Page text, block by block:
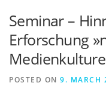
INSTITUT
Seminar –
Erforschung
POSTED ON 9. MARCH